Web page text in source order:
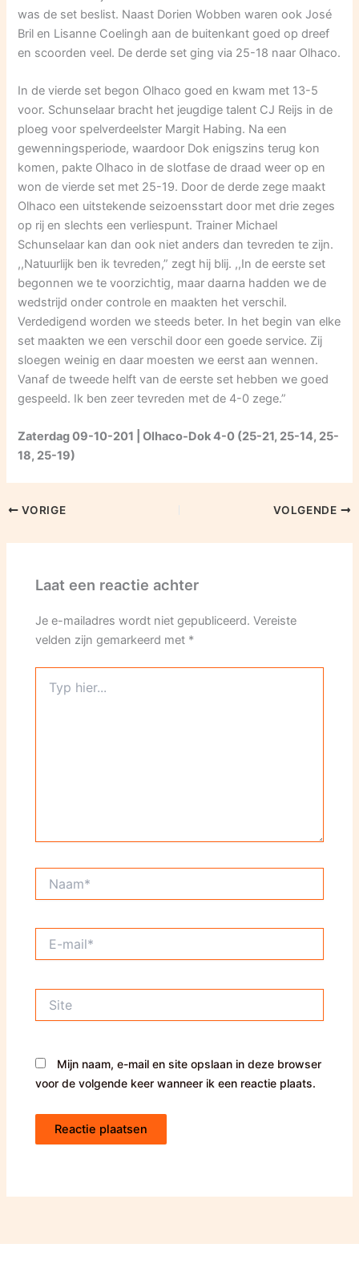
was de set beslist. Naast Dorien Wobben waren ook José
Bril en Lisanne Coelingh aan de buitenkant goed op dreef
en scoorden veel. De derde set ging via 25-18 naar Olhaco.
In de vierde set begon Olhaco goed en kwam met 13-5
voor. Schunselaar bracht het jeugdige talent CJ Reijs in de
ploeg voor spelverdeelster Margit Habing. Na een
gewenningsperiode, waardoor Dok enigszins terug kon
komen, pakte Olhaco in de slotfase de draad weer op en
won de vierde set met 25-19. Door de derde zege maakt
Olhaco een uitstekende seizoensstart door met drie zeges
op rij en slechts een verliespunt. Trainer Michael
Schunselaar kan dan ook niet anders dan tevreden te zijn.
,,Natuurlijk ben ik tevreden,” zegt hij blij. ,,In de eerste set
begonnen we te voorzichtig, maar daarna hadden we de
wedstrijd onder controle en maakten het verschil.
Verdedigend worden we steeds beter. In het begin van elke
set maakten we een verschil door een goede service. Zij
sloegen weinig en daar moesten we eerst aan wennen.
Vanaf de tweede helft van de eerste set hebben we goed
gespeeld. Ik ben zeer tevreden met de 4-0 zege.”
Zaterdag 09-10-201 | Olhaco-Dok 4-0 (25-21, 25-14, 25-
18, 25-19)
VORIGE VOLGENDE
Laat een reactie achter
Je e-mailadres wordt niet gepubliceerd. Vereiste
velden zijn gemarkeerd met *
hier...
mail*
Mijn naam, e-mail en site opslaan in deze browser
voor de volgende keer wanneer ik een reactie plaats.